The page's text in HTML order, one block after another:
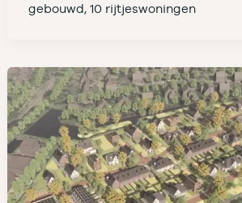
gebouwd, 10 rijtjeswoningen